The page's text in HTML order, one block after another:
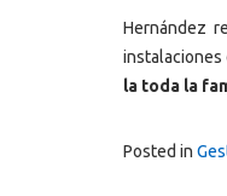
Hernández
instalaciones
la toda la
Posted in